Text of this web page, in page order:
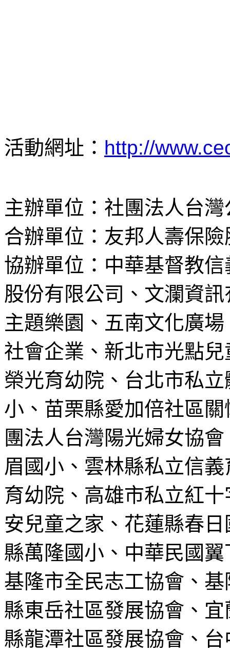
活動網址： http://
主辦單位：社團法人台
合辦單位：友邦人壽保
協辦單位：中華基督教
股份有限公司、文瀾資
主題樂園、五南文化廣
社會企業、新北市光點
榮光育幼院、台北市私
小、 苗栗縣愛加倍社區
團法人台灣陽光婦女協
眉國小、 雲林縣私立信
育幼院、 高雄市私立紅
安兒童之家、 花蓮縣春
縣萬隆國小、 中華民國
基隆市全民志工協會、 基
縣東岳社區發展協會、
縣龍潭社區發展協會、